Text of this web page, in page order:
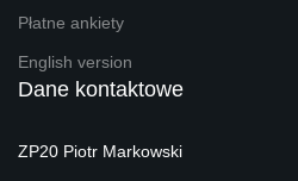
Płatne ankiety
English version
Dane kontaktowe
ZP20 Piotr Markowski